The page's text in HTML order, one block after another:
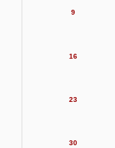
9
16
23
30